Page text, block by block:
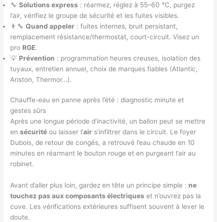
🔧Solutions express : réarmez, réglez à 55–60 °C, purgez
l’air, vérifiez le groupe de sécurité et les fuites visibles.
👨‍🔧Quand appeler : fuites internes, bruit persistant,
remplacement résistance/thermostat, court-circuit. Visez un
pro RGE.
💡 Prévention : programmation heures creuses, isolation des
tuyaux, entretien annuel, choix de marques fiables (Atlantic,
Ariston, Thermor…).
Chauffe-eau en panne après l’été : diagnostic minute et
gestes sûrs
Après une longue période d’inactivité, un ballon peut se mettre
ensécurité ou laisser l’air s’infiltrer dans le circuit. Le foyer
Dubois, de retour de congés, a retrouvé l’eau chaude en 10
minutes en réarmant le bouton rouge et en purgeant l’air au
robinet.
Avant d’aller plus loin, gardez en tête un principe simple : ne
touchez pas aux composants électriques et n’ouvrez pas la
cuve. Les vérifications extérieures suffisent souvent à lever le
doute.